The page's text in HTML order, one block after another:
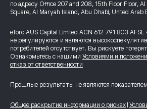
по адресу Office 207 and 208, 15th Floor Floor, Al
Square, Al Maryah Island, Abu Dhabi, United Arab
eToro AUS Capital Limited ACN 612 791 803
не регулируются и являются
потребителей отсутствует. Вы рискуете
Ознакомьтесь с нашими Условиями и
отказ от ответственности
Прошлые результаты не являются
Общее раскрытие информации о рисках